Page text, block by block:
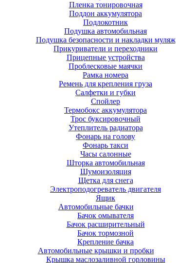
Пленка тонировочная
Поддон аккумулятора
Подлокотник
Подушка автомобильная
Подушка безопасности и накладки муляж
Прикуриватели и переходники
Прицепные устройства
Проблесковые маячки
Рамка номера
Ремень для крепления груза
Салфетки и губки
Спойлер
Термобокс аккумулятора
Трос буксировочный
Утеплитель радиатора
Фонарь на голову
Фонарь такси
Часы салонные
Шторка автомобильная
Шумоизоляция
Щетка для снега
Электроподогреватель двигателя
Ящик
Автомобильные бачки
Бачок омывателя
Бачок расширительный
Бачок тормозной
Крепление бачка
Автомобильные крышки и пробки
Крышка маслозаливной горловины